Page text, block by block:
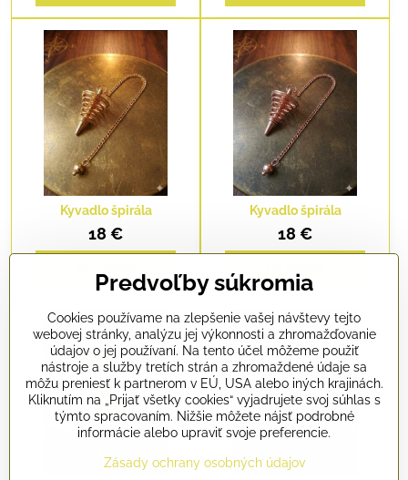
Kyvadlo špirála
18 €
Kyvadlo špirála
18 €
Predvoľby súkromia
Cookies používame na zlepšenie vašej návštevy tejto
webovej stránky, analýzu jej výkonnosti a zhromažďovanie
údajov o jej používaní. Na tento účel môžeme použiť
nástroje a služby tretích strán a zhromaždené údaje sa
môžu preniesť k partnerom v EÚ, USA alebo iných krajinách.
Kliknutím na „Prijať všetky cookies“ vyjadrujete svoj súhlas s
týmto spracovaním. Nižšie môžete nájsť podrobné
informácie alebo upraviť svoje preferencie.
Zásady ochrany osobných údajov